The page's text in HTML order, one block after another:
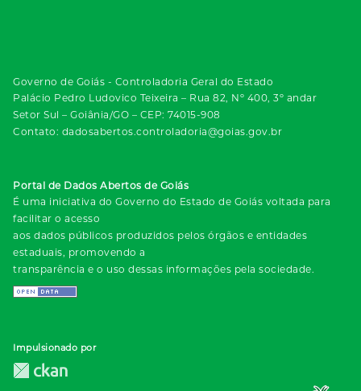
Governo de Goiás - Controladoria Geral do Estado
Palácio Pedro Ludovico Teixeira – Rua 82, Nº 400, 3º andar
Setor Sul – Goiânia/GO – CEP: 74015-908
Contato: dadosabertos.controladoria@goias.gov.br
Portal de Dados Abertos de Goiás
É uma iniciativa do Governo do Estado de Goiás voltada para
facilitar o acesso
aos dados públicos produzidos pelos órgãos e entidades
estaduais, promovendo a
transparência e o uso dessas informações pela sociedade.
Impulsionado por